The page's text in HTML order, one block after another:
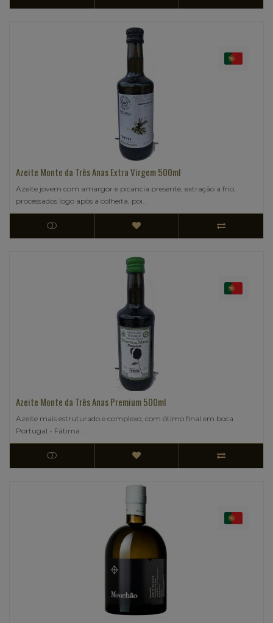
Azeite Monte da Três Anas Extra Virgem 500ml
Azeite jovem com amargor e picancia presente, extração a frio,
processados logo após a colheita, poi..
Azeite Monte da Três Anas Premium 500ml
Azeite mais estruturado e complexo, com ótimo final em boca
Portugal - Fátima ..